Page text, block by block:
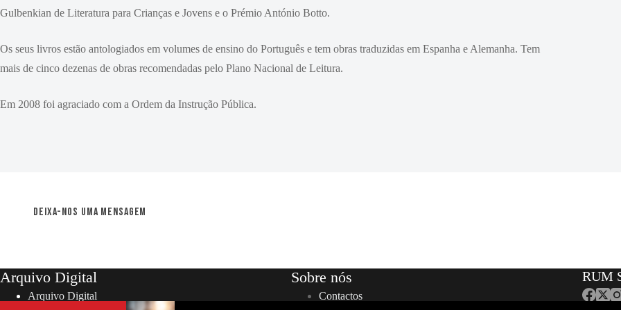
Gulbenkian de Literatura para Crianças e Jovens e o Prémio António Botto.
Os seus livros estão antologiados em volumes de ensino do Português e tem obras traduzidas em Espanha e Alemanha. Tem
mais de cinco dezenas de obras recomendadas pelo Plano Nacional de Leitura.
Em 2008 foi agraciado com a Ordem da Instrução Pública.
Deixa-nos uma mensagem
Arquivo Digital
Arquivo Digital
Sobre nós
Contactos
RUM